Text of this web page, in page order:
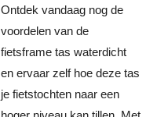
Ontdek vandaag nog de
voordelen van de
fietsframe tas waterdicht
en ervaar zelf hoe deze tas
je fietstochten naar een